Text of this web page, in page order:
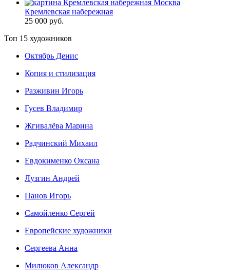
Кремлевская набережная
25 000 руб.
Топ 15 художников
Октябрь Денис
Копия и стилизация
Разживин Игорь
Гусев Владимир
Жгивалёва Марина
Радчинский Михаил
Евдокименко Оксана
Лузгин Андрей
Панов Игорь
Сaмoйленко Сергей
Европейские художники
Сергеева Анна
Милюков Александр